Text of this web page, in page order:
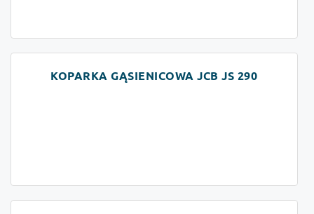
KOPARKA GĄSIENICOWA JCB JS 290